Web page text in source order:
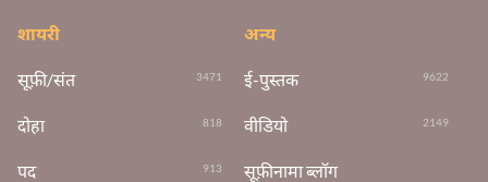
शायरी
सूफ़ी/संत 3471
दोहा 818
पद 913
अन्य
ई-पुस्तक 9622
वीडियो 2149
सूफ़ीनामा ब्लॉग